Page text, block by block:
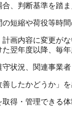
、判断基準を踏
短縮や荷役等時
画内容に変更が
翌年度以降、毎年
状況、関連事業
したかどうか」
得・管理できる体